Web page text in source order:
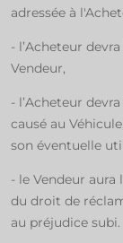
adressée à
- l’Acheteur
Vendeur,
- l’Acheteur
causé au
son éventuelle
- le Vendeur
du droit de
au préjudice subi.